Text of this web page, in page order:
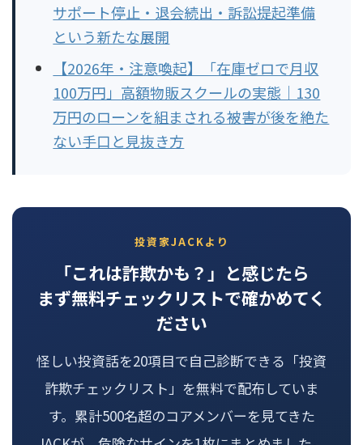
サポート停止・退会続出・訴訟提起準備
という新たな展開
【2026年・注意喚起】「在庫ゼロで月収
100万円」高額物販スクールの実態｜130
万円のローンを組まされる被害が後を絶た
ない手口と見抜き方
投資家JACKより
「これは詐欺かも？」と感じたら
まず無料チェックリストで確かめてく
ださい
怪しい投資話を20項目で自己診断できる「投資
詐欺チェックリスト」を無料で配布していま
す。累計500名超のコアメンバーを見てきた